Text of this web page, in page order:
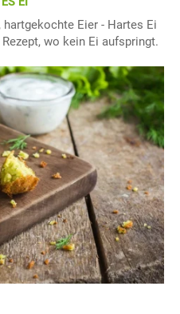
Eier - Hartes Ei
wo kein Ei aufspringt.